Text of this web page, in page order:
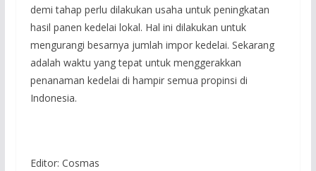
demi tahap perlu dilakukan usaha untuk peningkatan
hasil panen kedelai lokal. Hal ini dilakukan untuk
mengurangi besarnya jumlah impor kedelai. Sekarang
adalah waktu yang tepat untuk menggerakkan
penanaman kedelai di hampir semua propinsi di
Indonesia.
Editor: Cosmas